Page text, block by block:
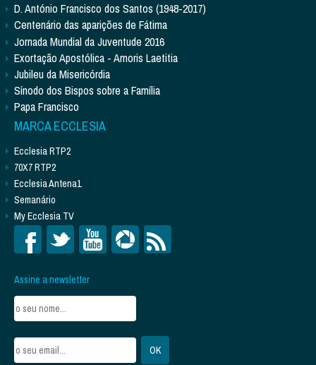
D. António Francisco dos Santos (1948-2017)
Centenário das aparições de Fátima
Jornada Mundial da Juventude 2016
Exortação Apostólica - Amoris Laetitia
Jubileu da Misericórdia
Sínodo dos Bispos sobre a Família
Papa Francisco
MARCA ECCLESIA
Ecclesia RTP2
70X7 RTP2
Ecclesia Antena1
Semanário
My Ecclesia TV
Assine a newsletter